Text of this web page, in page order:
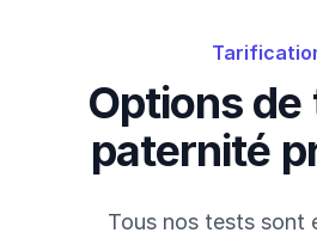
Options de
paternité
Tous nos tests sont